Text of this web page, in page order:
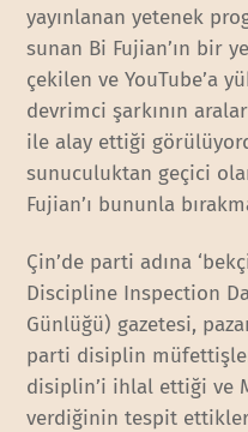
yayınlanan yetenek
sunan Bi Fujian’ın bir
çekilen ve YouTube’a
devrimci şarkının
ile alay ettiği
sunuculuktan geçici
Fujian’ı bununla
Çin’de parti adına
Discipline Inspection
Günlüğü) gazetesi,
parti disiplin
disiplin’i ihlal ettiği ve
verdiğinin tespit